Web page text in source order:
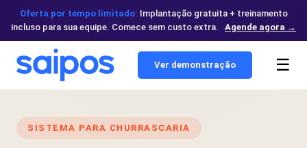
Oferta por tempo limitado: Implantação gratuita + treinamento
incluso para sua equipe. Comece sem custo extra.
Agende agora →
Ver demonstração ☰
SISTEMA PARA CHURRASCARIA